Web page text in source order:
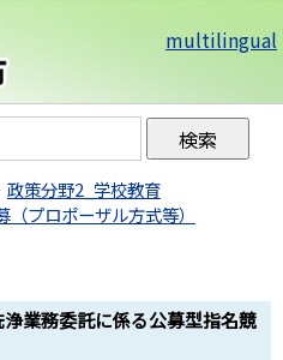
multilingual
政策分野2_学校教育
（プロポーザル方式等）
業務委託に係る公募型指名競